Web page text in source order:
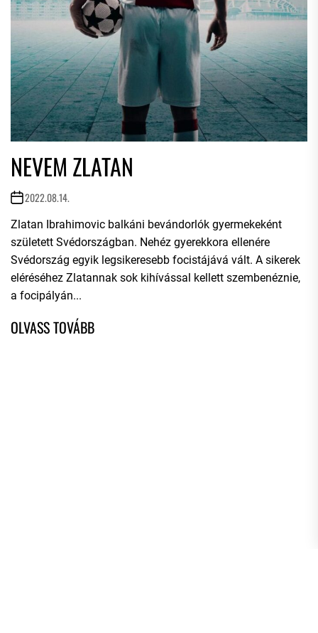
NEVEM ZLATAN
2022.08.14.
Zlatan Ibrahimovic balkáni bevándorlók gyermekeként
született Svédországban. Nehéz gyerekkora ellenére
Svédország egyik legsikeresebb focistájává vált. A sikerek
eléréséhez Zlatannak sok kihívással kellett szembenéznie,
a focipályán...